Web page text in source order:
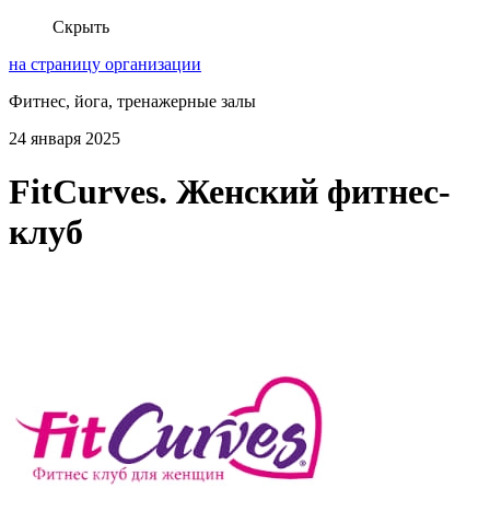
Скрыть
на страницу организации
Фитнес, йога, тренажерные залы
24 января 2025
FitСurves. Женский фитнес-
клуб